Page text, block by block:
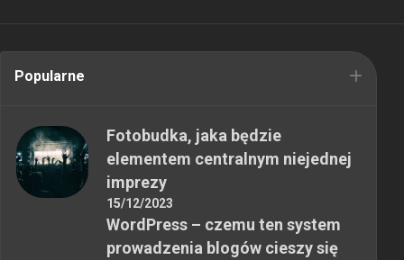
Popularne
Fotobudka, jaka będzie
elementem centralnym niejednej
imprezy
15/12/2023
WordPress – czemu ten system
prowadzenia blogów cieszy się